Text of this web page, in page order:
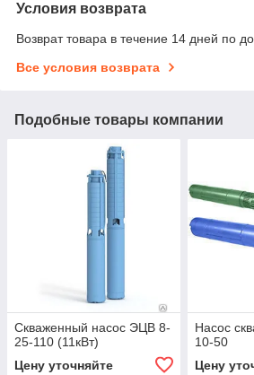
Условия возврата
Возврат товара в течение 14 дней по
Все условия возврата
Подобные товары компании
Скваженный насос ЭЦВ 8-
25-110 (11кВт)
Цену уточняйте
Насос
10-50
Цену